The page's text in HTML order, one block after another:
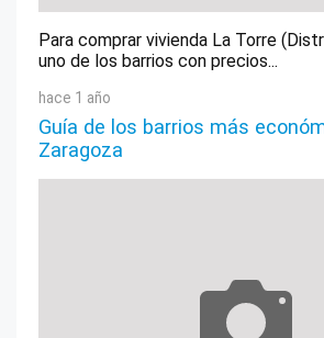
Para comprar vivienda La Torre
uno de los barrios con precios...
hace 1 año
Guía de los barrios más
Zaragoza